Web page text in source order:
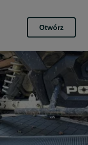
Otwórz